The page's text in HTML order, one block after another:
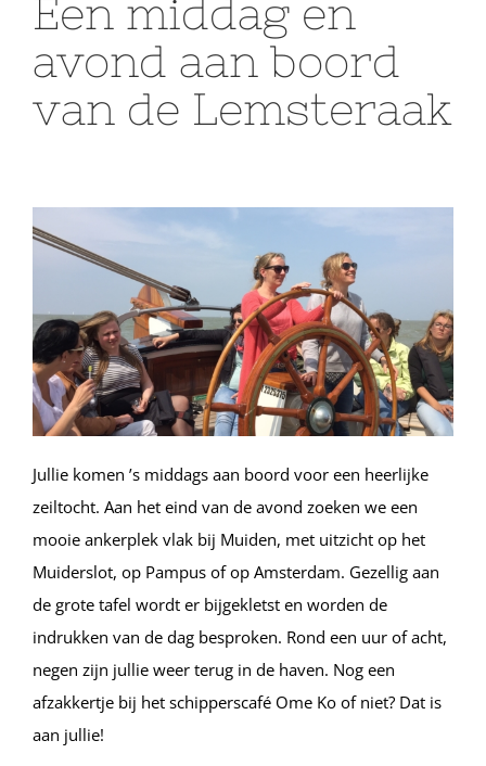
Een middag en
avond aan boord
van de Lemsteraak
Jullie komen ’s middags aan boord voor een heerlijke
zeiltocht. Aan het eind van de avond zoeken we een
mooie ankerplek vlak bij Muiden, met uitzicht op het
Muiderslot, op Pampus of op Amsterdam. Gezellig aan
de grote tafel wordt er bijgekletst en worden de
indrukken van de dag besproken. Rond een uur of acht,
negen zijn jullie weer terug in de haven. Nog een
afzakkertje bij het schipperscafé Ome Ko of niet? Dat is
aan jullie!